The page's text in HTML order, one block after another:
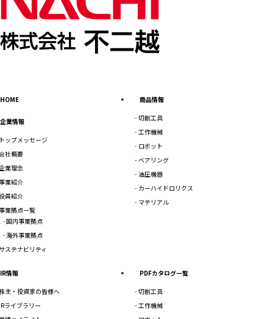
HOME
企業情報
ップメッセージ
社概要
業理念
業紹介
員紹介
業拠点一覧
国内事業拠点
海外事業拠点
ステナビリティ
商品情報
切削工具
工作機械
ロボット
ベアリング
油圧機器
カーハイドロリクス
マテリアル
IR情報
主・投資家の皆様へ
ライブラリー
PDFカタログ一覧
切削工具
工作機械